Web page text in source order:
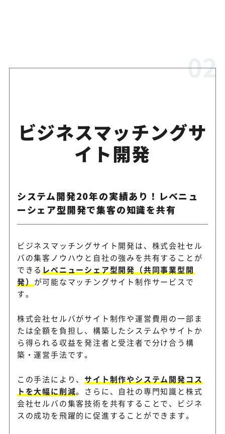
ビジネスマッチングサ
イト開発
システム開発20年の実績あり！レベニュ
ーシェア型開発で集客の知識を共有
ビジネスマッチングサイト開発は、株式会社セル
バの集客ノウハウと自社の強みを共有することが
できるレベニューシェア型開発（共同事業型開
発）が可能なマッチングサイト制作サービスで
す。
株式会社セルバがサイト制作や運営費用の一部ま
たは全額を負担し、構築したシステムやサイトか
ら得られる収益を発注者と受注者で分け合う構
築・運営手法です。
この手法により、サイト制作やシステム開発コス
トを大幅に削減。さらに、自社の専門知識と株式
会社セルバの集客技術を共有することで、ビジネ
スの成功を飛躍的に促進することができます。